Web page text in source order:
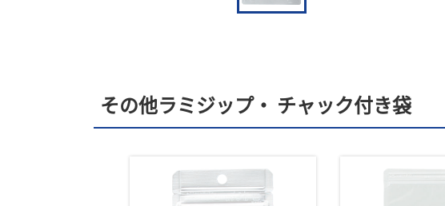
その他ラミジップ・ チャック付き袋